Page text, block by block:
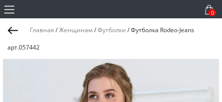
0
Главная /Женщинам /Футболки /Футболка Rodeo-Jeans
арт.057442